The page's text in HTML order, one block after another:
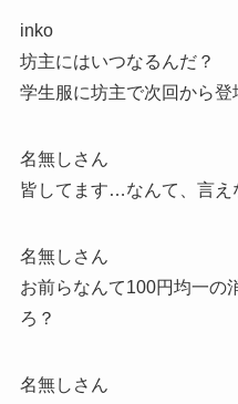
inko
坊主にはいつなるんだ？
学生服に坊主で次回から登
名無しさん
皆してます…なんて、言え
名無しさん
お前らなんて100円均一の
ろ？
名無しさん